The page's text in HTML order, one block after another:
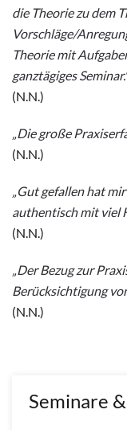
die Theorie zu dem
Vorschläge/
Theorie mit
ganztägiges Seminar.
(N.N.)
„Die große
(N.N.)
„Gut gefallen hat
authentisch mit viel
(N.N.)
„Der Bezug zur
Berücksichtigung
(N.N.)
Seminare